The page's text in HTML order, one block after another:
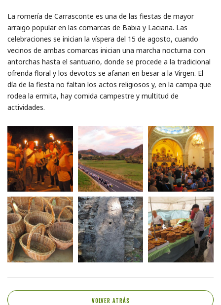
La romería de Carrasconte es una de las fiestas de mayor
arraigo popular en las comarcas de Babia y Laciana. Las
celebraciones se inician la víspera del 15 de agosto, cuando
vecinos de ambas comarcas inician una marcha nocturna con
antorchas hasta el santuario, donde se procede a la tradicional
ofrenda floral y los devotos se afanan en besar a la Virgen. El
día de la fiesta no faltan los actos religiosos y, en la campa que
rodea la ermita, hay comida campestre y multitud de
actividades.
VOLVER ATRÁS